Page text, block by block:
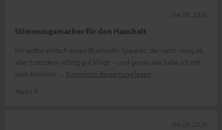
Stimmungsmacher für den Haushalt
Ich wollte einfach einen Bluetooth-Speaker, der nicht riesig ist,
aber trotzdem richtig gut klingt – und genau das habe ich mit
dem Rockster
Komplette Bewertung lesen
Malte F.
04.08.2026
04.08.2026